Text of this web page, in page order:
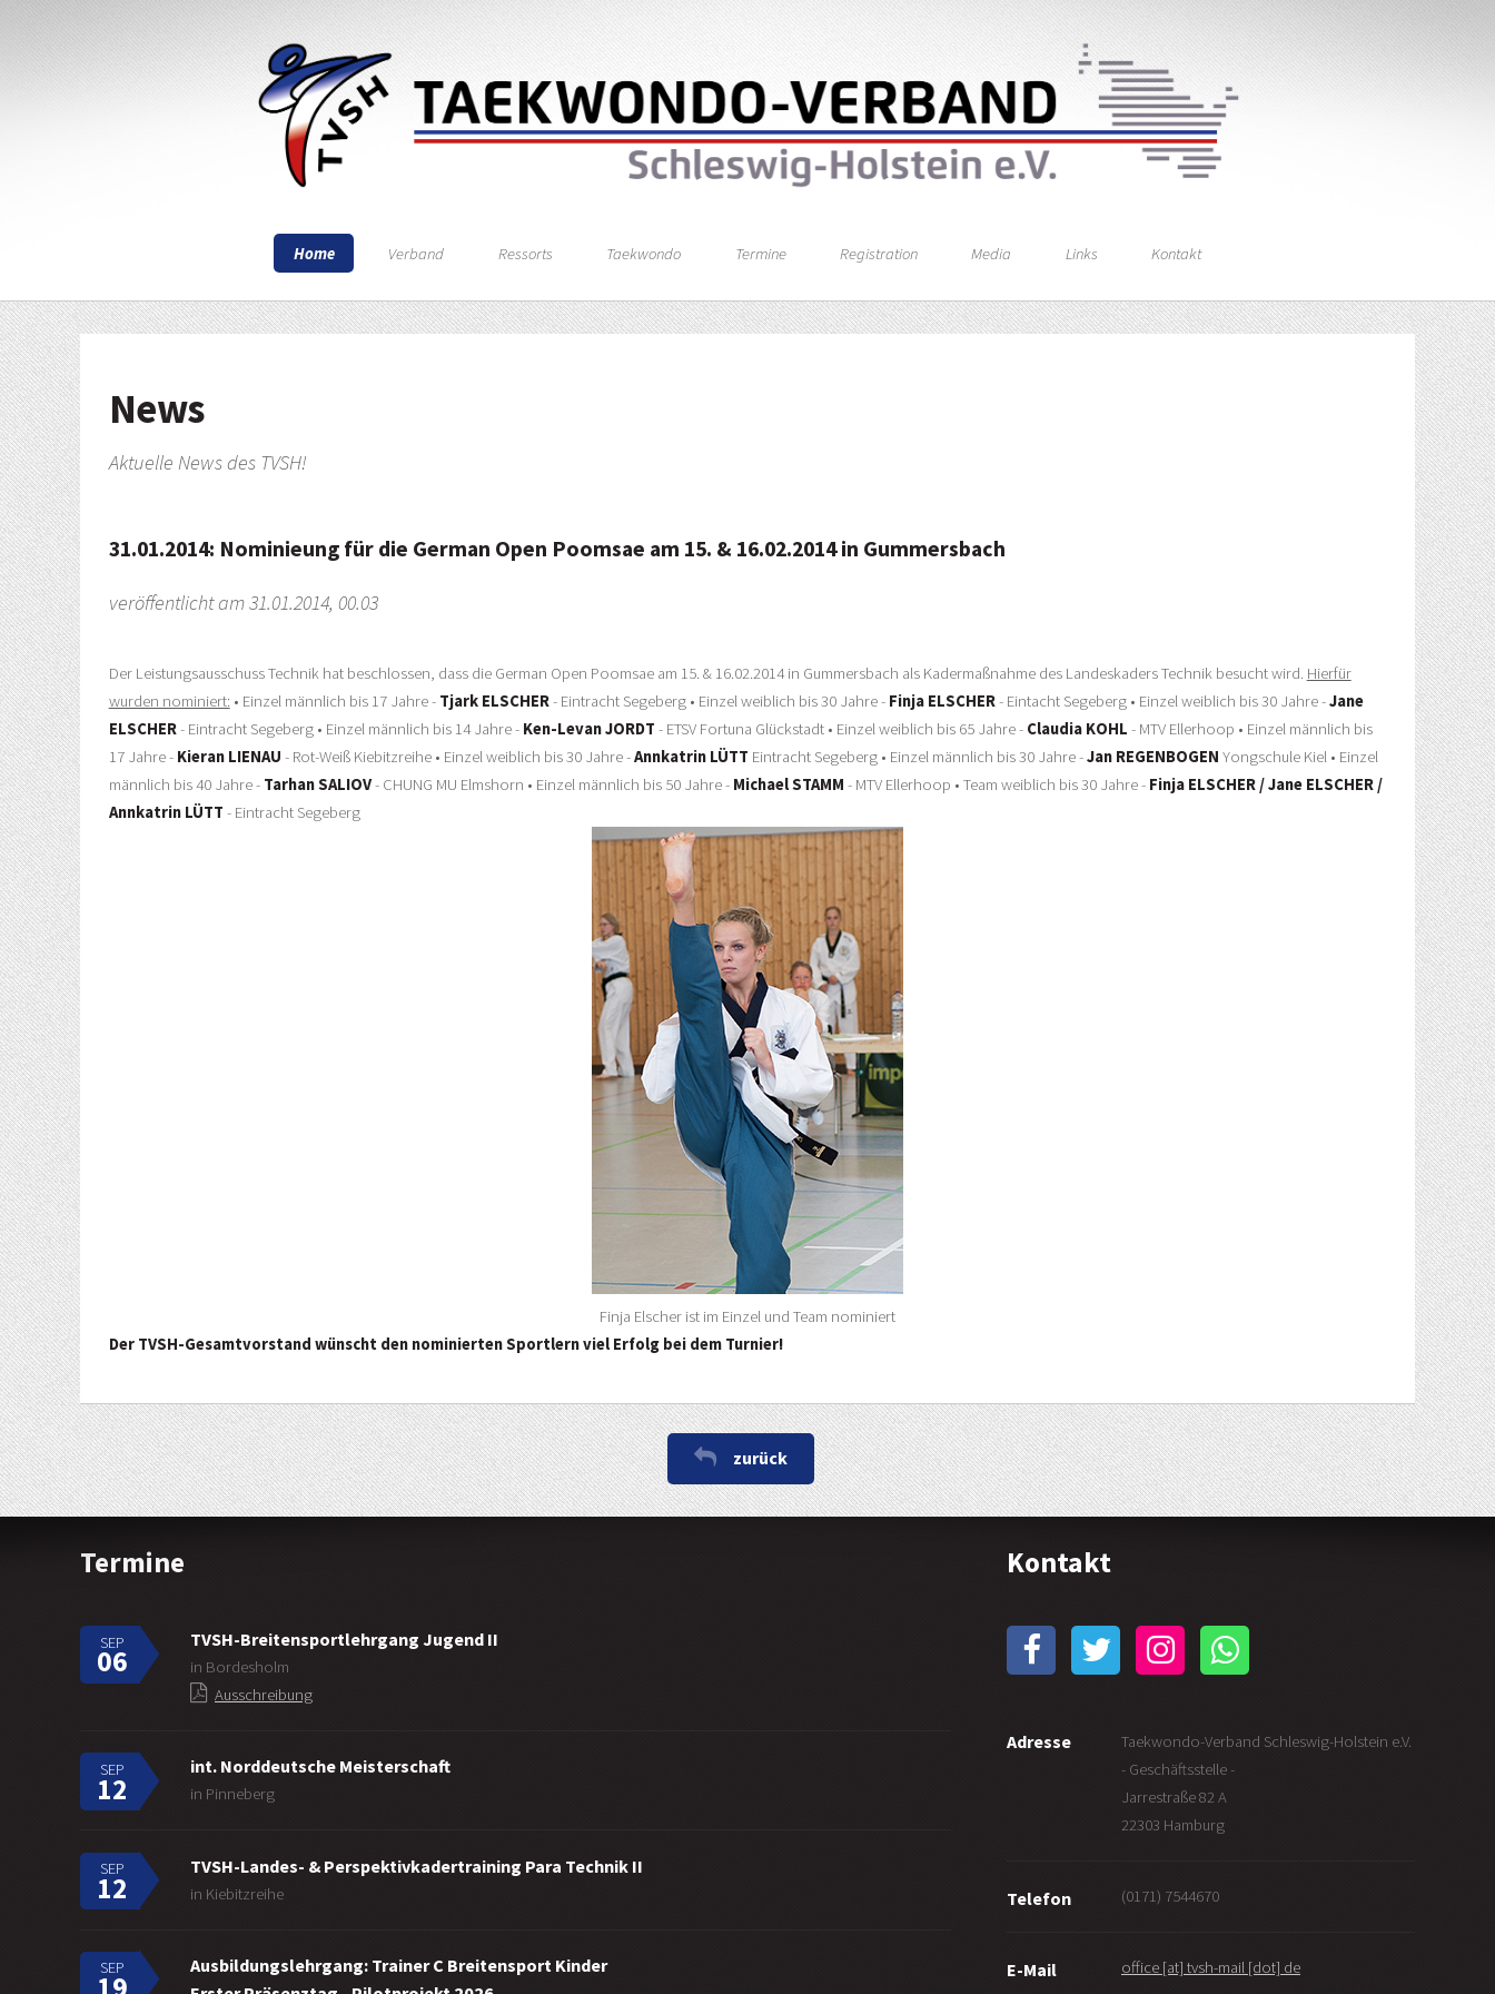
Home Verband Ressorts Taekwondo Termine Registration Media Links Kontakt
News
Aktuelle News des TVSH!
31.01.2014: Nominieung für die German Open Poomsae am 15. & 16.02.2014 in Gummersbach
veröffentlicht am 31.01.2014, 00.03
Der Leistungsausschuss Technik hat beschlossen, dass die German Open Poomsae am 15. & 16.02.2014 in Gummersbach als Kadermaßnahme des Landeskaders Technik besucht wird. Hierfür
wurden nominiert: • Einzel männlich bis 17 Jahre - Tjark ELSCHER- Eintracht Segeberg • Einzel weiblich bis 30 Jahre - Finja ELSCHER- Eintacht Segeberg • Einzel weiblich bis 30 Jahre -Jane
ELSCHER- Eintracht Segeberg • Einzel männlich bis 14 Jahre - Ken-Levan JORDT - ETSV Fortuna Glückstadt • Einzel weiblich bis 65 Jahre - Claudia KOHL - MTV Ellerhoop • Einzel männlich bis
17 Jahre - Kieran LIENAU - Rot-Weiß Kiebitzreihe • Einzel weiblich bis 30 Jahre -Annkatrin LÜTT Eintracht Segeberg • Einzel männlich bis 30 Jahre -Jan REGENBOGEN Yongschule Kiel • Einzel
männlich bis 40 Jahre - Tarhan SALIOV- CHUNG MU Elmshorn • Einzel männlich bis 50 Jahre - Michael STAMM - MTV Ellerhoop • Team weiblich bis 30 Jahre - Finja ELSCHER / Jane ELSCHER /
Annkatrin LÜTT - Eintracht Segeberg
Finja Elscher ist im Einzel und Team nominiert
Der TVSH-Gesamtvorstand wünscht den nominierten Sportlern viel Erfolg bei dem Turnier!
zurück
Termine
SEP
06
TVSH-Breitensportlehrgang Jugend II
in Bordesholm
Ausschreibung
SEP
12
int. Norddeutsche Meisterschaft
in Pinneberg
SEP
12
TVSH-Landes- & Perspektivkadertraining Para Technik II
in Kiebitzreihe
SEP
Ausbildungslehrgang: Trainer C Breitensport Kinder
Kontakt
Adresse
Taekwondo-Verband Schleswig-Holstein e.V.
- Geschäftsstelle -
Jarrestraße 82 A
22303 Hamburg
Telefon (0171) 7544670
E-Mail office [at] tvsh-mail [dot] de